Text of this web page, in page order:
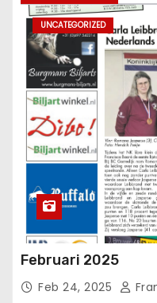
UNCATEGORIZED
Februari 2025
Feb 24, 2025